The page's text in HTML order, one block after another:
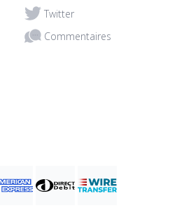
Twitter
Commentaires